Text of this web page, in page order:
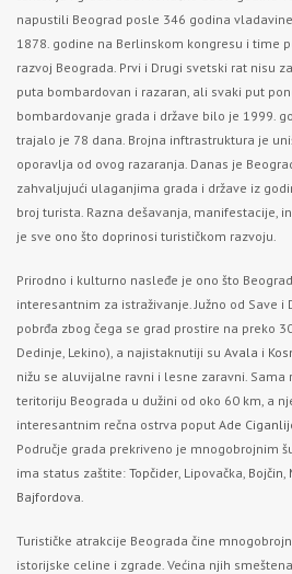
napustili Beograd posle 346 godina
1878. godine na Berlinskom kongresu i time
razvoj Beograda. Prvi i Drugi svetski rat nisu
puta bombardovan i razaran, ali svaki put
bombardovanje grada i države bilo je 1999.
trajalo je 78 dana. Brojna inftrastruktura je
oporavlja od ovog razaranja. Danas je
zahvaljujući ulaganjima grada i države iz
broj turista. Razna dešavanja, manifestacije,
je sve ono što doprinosi turističkom razvoju.
Prirodno i kulturno nasleđe je ono što
interesantnim za istraživanje. Južno od Save i
pobrđa zbog čega se grad prostire na preko
Dedinje, Lekino), a najistaknutiji su Avala i
nižu se aluvijalne ravni i lesne zaravni. Sama
teritoriju Beograda u dužini od oko 60 km, a
interesantnim rečna ostrva poput Ade
Područje grada prekriveno je mnogobrojnim
ima status zaštite: Topčider, Lipovačka, Bojčin,
Bajfordova.
Turističke atrakcije Beograda čine
istorijske celine i zgrade. Većina njih